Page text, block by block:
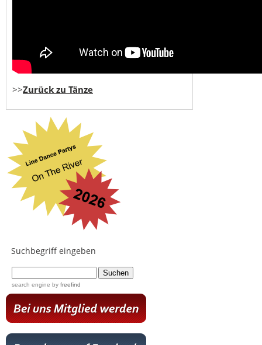
>>Zurück zu Tänze
Suchbegriff eingeben
search engine by freefind